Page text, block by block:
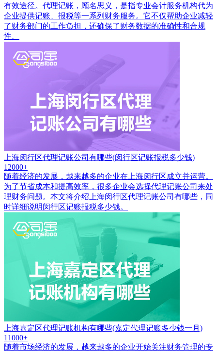
有效途径。代理记账，顾名思义，是指专业会计服务机构代为
企业提供记账、报税等一系列财务服务。它不仅帮助企业减轻
了财务部门的工作负担，还确保了财务数据的准确性和合规
性。
上海闵行区代理记账公司有哪些(闵行区记账报税多少钱)
12000+
随着经济的发展，越来越多的企业在上海闵行区成立并运营。
为了节省成本和提高效率，很多企业会选择代理记账公司来处
理财务问题。本文将介绍上海闵行区代理记账公司有哪些，同
时详细说明闵行区记账报税多少钱。
上海嘉定区代理记账机构有哪些(嘉定代理记账多少钱一月)
11000+
随着市场经济的发展，越来越多的企业开始关注财务管理的专